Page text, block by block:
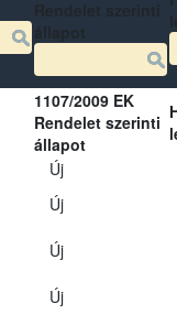
1107/2009 EK
Rendelet szerinti
állapot
Új
Új
Új
Új